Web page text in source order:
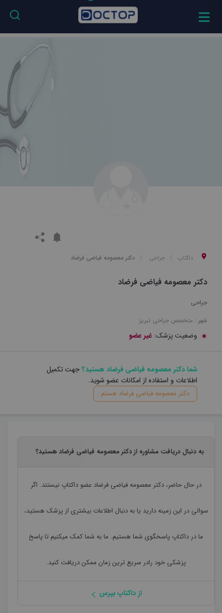
داکتاپ جراحی دکتر معصومه فیاضی فرضاد
دکتر معصومه فیاضی فرضاد
جراحی
شهر : متخصص جراحی تبریز
وضعیت پزشک: غیر عضو
شما دکتر معصومه فیاضی فرضاد هستید؟جهت تکمیل
اطلاعات و استفاده از امکانات عضو شوید.
دکتر معصومه فیاضی فرضاد هستم
به دنبال دریافت مشاوره از دکتر معصومه فیاضی فرضاد هستید؟
در حال حاضر،دکتر معصومه فیاضی فرضاد عضو داکتاپ نیستند. اگر
سوالی در این زمینه دارید یا به دنبال اطلاعات بیشتری از پزشک هستید،
ما در داکتاپ پاسخگوی شما هستیم. ما به شما کمک میکنیم تا پاسخ
پزشکی خود رادر سریع ترین زمان ممکن دریافت کنید.
از داکتاپ بپرس